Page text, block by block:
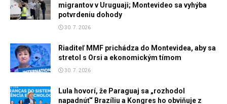
migrantov v Uruguaji; Montevideo sa vyhýba
potvrdeniu dohody
30. 7. 2026
Riaditeľ MMF prichádza do Montevidea, aby sa
stretol s Orsi a ekonomickým tímom
30. 7. 2026
Lula hovorí, že Paraguaj sa „rozhodol
napadnúť“ Brazíliu a Kongres ho obviňuje z